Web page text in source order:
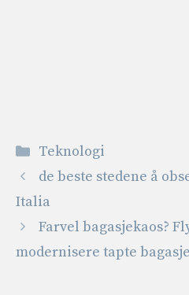
Kategorier
Teknologi
de beste stedene å
Italia
Farvel bagasjekaos?
modernisere tapte